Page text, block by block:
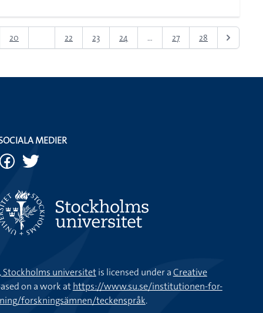
20 22 23 24 ... 27 28
MEDIER
universitetis licensed under aCreative
on a work athttps://www.su.se/institutionen-for-
forskningsämnen/teckenspråk.